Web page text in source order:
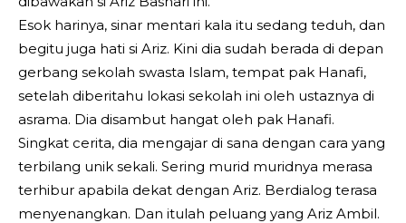
Esok harinya, sinar mentari kala itu sedang teduh, dan
begitu juga hati si Ariz. Kini dia sudah berada di depan
gerbang sekolah swasta Islam, tempat pak Hanafi,
setelah diberitahu lokasi sekolah ini oleh ustaznya di
asrama. Dia disambut hangat oleh pak Hanafi.
Singkat cerita, dia mengajar di sana dengan cara yang
terbilang unik sekali. Sering murid muridnya merasa
terhibur apabila dekat dengan Ariz. Berdialog terasa
menyenangkan. Dan itulah peluang yang Ariz Ambil.